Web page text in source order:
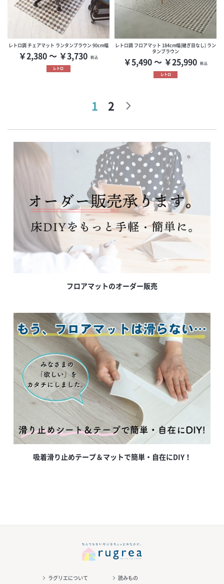
レトロ調 チェアマット ランタンブラウン 90cm幅
￥2,380 ～ ￥3,730 税込
レトロ
レトロ調 フロアマット 184cm幅(継ぎ目なし) ラン
タンブラウン
￥5,490 ～ ￥25,990 税込
レトロ
1 2
フロアマットのオーダー販売
吸着滑り止めテープ＆マットで簡単・自在にDIY！
ラグリエについて 読みもの